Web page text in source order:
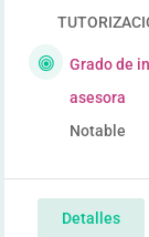
Grado de
asesora
Notable
Detalles